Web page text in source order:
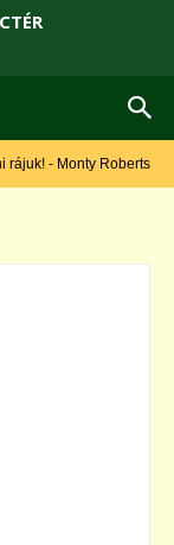
- Monty Roberts